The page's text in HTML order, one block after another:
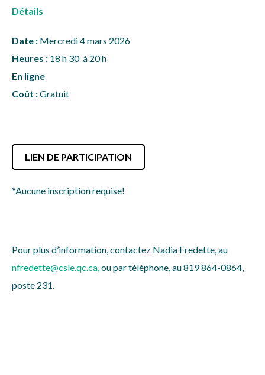
Détails
Date : Mercredi 4 mars 2026
Heures : 18 h 30 à 20 h
En ligne
Coût :Gratuit
LIEN DE PARTICIPATION
*Aucune inscription requise!
Pour plus d’information, contactez Nadia Fredette, au
nfredette@csle.qc.ca,ou par téléphone, au 819 864-0864,
poste 231.